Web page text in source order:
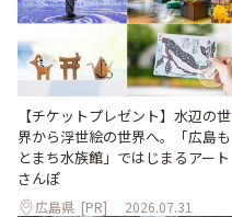
【チケットプレゼント】水辺の世
界から浮世絵の世界へ。「広島も
とまち水族館」ではじまるアート
さんぽ
広島県 [PR] 2026.07.31